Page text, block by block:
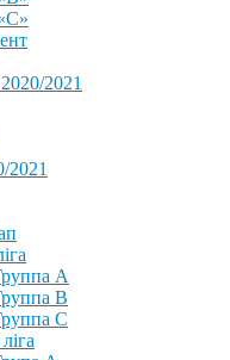
2021
2021
A
B
C